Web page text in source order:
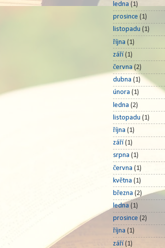
ledna (1)
prosince (1)
listopadu (1)
října (1)
září (1)
června (2)
dubna (1)
února (1)
ledna (2)
listopadu (1)
října (1)
září (1)
srpna (1)
června (1)
května (1)
března (2)
ledna (1)
prosince (2)
října (1)
září(1)